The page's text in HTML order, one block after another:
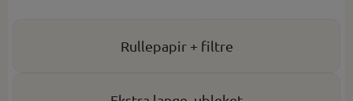
Rullepapir + filtre